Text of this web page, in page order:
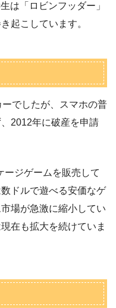
は「ロビンフッダー」
起こしています。
でしたが、スマホの普
2012年に破産を申請
ージゲームを販売して
ドルで遊べる安価なゲ
場が急激に縮小してい
在も拡大を続けていま